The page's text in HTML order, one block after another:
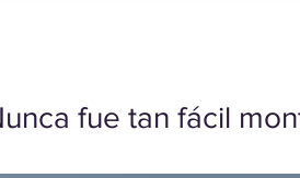
fue tan fácil